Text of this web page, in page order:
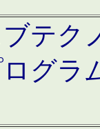
テク
グラ